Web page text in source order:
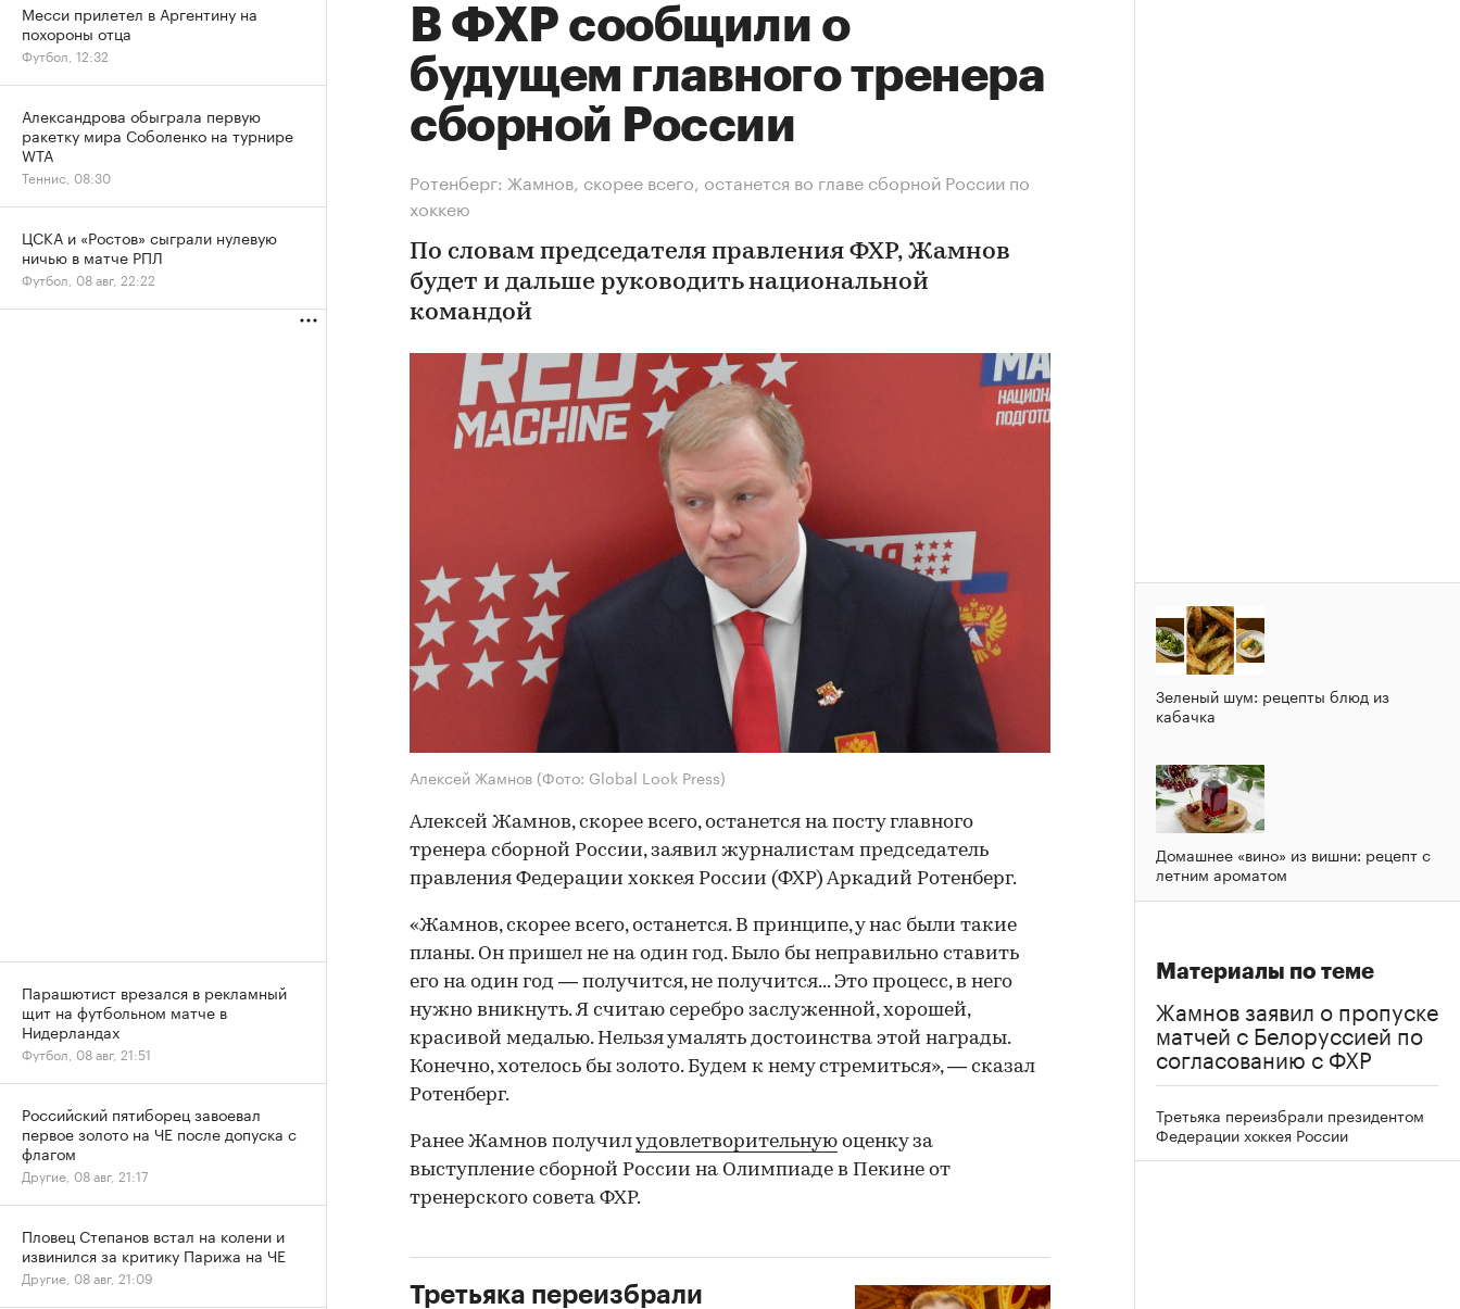
В ФХР сообщили о
будущем главного тренера
сборной России
Ротенберг: Жамнов, скорее всего, останется во главе сборной России по
хоккею
По словам председателя правления ФХР, Жамнов
будет и дальше руководить национальной
командой
Алексей Жамнов (Фото: Global Look Press)
Алексей Жамнов, скорее всего, останется на посту главного
тренера сборной России, заявил журналистам председатель
правления Федерации хоккея России (ФХР) Аркадий Ротенберг.
«Жамнов, скорее всего, останется. В принципе, у нас были такие
планы. Он пришел не на один год. Было бы неправильно ставить
его на один год — получится, не получится... Это процесс, в него
нужно вникнуть. Я считаю серебро заслуженной, хорошей,
красивой медалью. Нельзя умалять достоинства этой награды.
Конечно, хотелось бы золото. Будем к нему стремиться», — сказал
Ротенберг.
Ранее Жамнов получилудовлетворительную оценку за
выступление сборной России на Олимпиаде в Пекине от
тренерского совета ФХР.
Третьяка переизбрали
Зеленый шум: рецепты блюд из
кабачка
Домашнее «вино» из вишни: рецепт с
летним ароматом
Материалы по теме
Жамнов заявил о пропуске
матчей с Белоруссией по
согласованию с ФХР
Третьяка переизбрали президентом
Федерации хоккея России
Месси прилетел в Аргентину на
похороны отца
Футбол, 12:32
Александрова обыграла первую
ракетку мира Соболенко на турнире
WTA
Теннис, 08:30
ЦСКА и «Ростов» сыграли нулевую
ничью в матче РПЛ
Футбол, 08 авг, 22:22
Парашютист врезался в рекламный
щит на футбольном матче в
Нидерландах
Футбол, 08 авг, 21:51
Российский пятиборец завоевал
первое золото на ЧЕ после допуска с
флагом
Другие, 08 авг, 21:17
Пловец Степанов встал на колени и
извинился за критику Парижа на ЧЕ
Другие, 08 авг, 21:09